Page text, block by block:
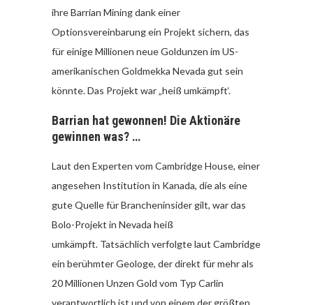
ihre Barrian Mining dank einer
Optionsvereinbarung ein Projekt sichern, das
für einige Millionen neue Goldunzen im US-
amerikanischen Goldmekka Nevada gut sein
könnte. Das Projekt war „heiß umkämpft‘.
Barrian hat gewonnen! Die Aktionäre
gewinnen was? …
Laut den Experten vom Cambridge House, einer
angesehen Institution in Kanada, die als eine
gute Quelle für Brancheninsider gilt, war das
Bolo-Projekt in Nevada heiß
umkämpft. Tatsächlich verfolgte laut Cambridge
ein berühmter Geologe, der direkt für mehr als
20 Millionen Unzen Gold vom Typ Carlin